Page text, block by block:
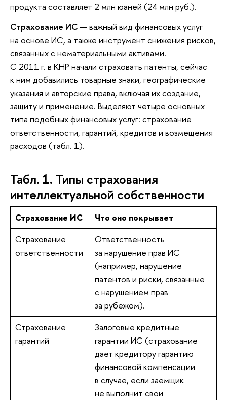
продукта составляет 2 млн юаней (24 млн руб.).
Страхование ИС — важный вид финансовых услуг
на основе ИС, а также инструмент снижения рисков,
связанных с нематериальными активами.
С 2011 г. в КНР начали страховать патенты, сейчас
к ним добавились товарные знаки, географические
указания и авторские права, включая их создание,
защиту и применение. Выделяют четыре основных
типа подобных финансовых услуг: страхование
ответственности, гарантий, кредитов и возмещения
расходов (табл. 1).
Табл. 1. Типы страхования
интеллектуальной собственности
Страхование ИС
Что оно покрывает
Страхование
ответственности
Ответственность
за нарушение прав ИС
(например, нарушение
патентов и риски, связанные
с нарушением прав
за рубежом).
Страхование
гарантий
Залоговые кредитные
гарантии ИС (страхование
дает кредитору гарантию
финансовой компенсации
в случае, если заемщик
не выполнит свои